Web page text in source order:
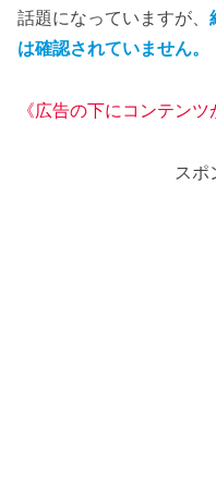
話題になっていますが、
は確認されていません。
《広告の下にコンテンツ
スポ